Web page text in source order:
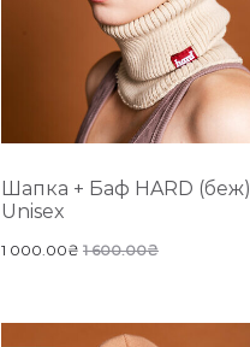
Шапка + Баф HARD (беж)
Unisex
1 600.00₴
1 000.00₴